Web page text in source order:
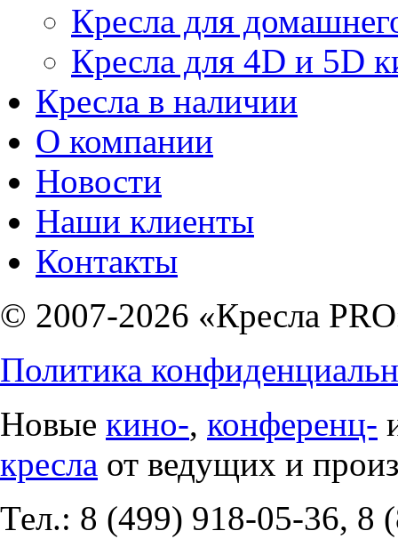
Кресла для
Кресла для 4D и 5D
Кресла в наличии
О компании
Новости
Наши клиенты
Контакты
© 2007-2026 «Кресла
Политика
Новые кино-, конференц-
кресла от ведущих и
Тел.: 8 (499) 918-05-36, 8